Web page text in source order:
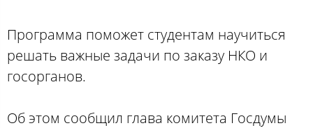
Программа поможет студентам научиться
решать важные задачи по заказу НКО и
госорганов.
Об этом сообщил глава комитета Госдумы